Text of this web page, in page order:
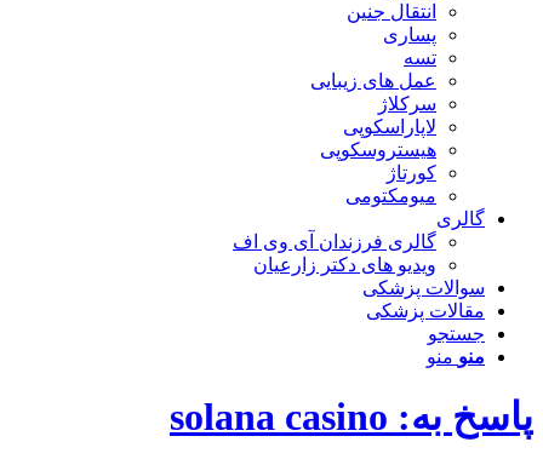
انتقال جنین
پساری
تسه
عمل های زیبایی
سرکلاژ
لاپاراسکوپی
هیستروسکوپی
کورتاژ
میومکتومی
گالری
گالری فرزندان آی وی اف
ویدیو های دکتر زارعیان
سوالات پزشکی
مقالات پزشکی
جستجو
منو منو
پاسخ به: solana casino